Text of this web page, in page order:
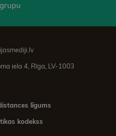
iela 4, Rīga, LV-1003
līgums
kodekss